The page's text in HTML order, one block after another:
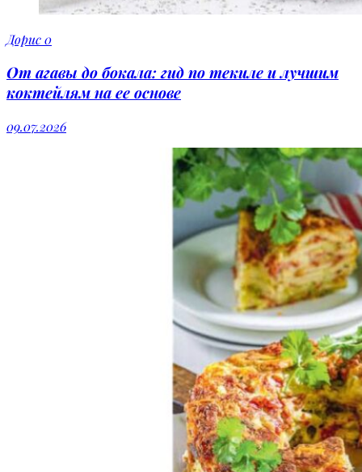
Дорис0
От агавы до бокала: гид по текиле и лучшим
коктейлям на ее основе
09.07.2026